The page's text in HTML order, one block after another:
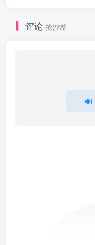
评论 抢沙发